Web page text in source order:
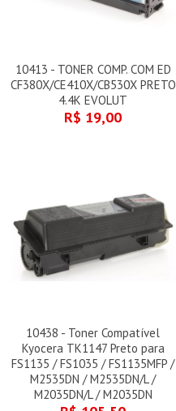
10413 - TONER COMP. COM ED
CF380X/CE410X/CB530X PRETO
4.4K EVOLUT
R$ 19,00
10438 - Toner Compatível
Kyocera TK1147 Preto para
FS1135 / FS1035 / FS1135MFP /
M2535DN / M2535DN/L /
M2035DN/L / M2035DN